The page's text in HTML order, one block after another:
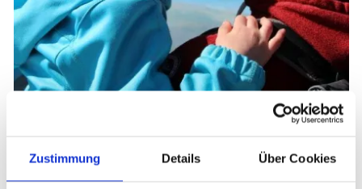
Zustimmung Details Über Cookies
Familienaufenthalt auf dem